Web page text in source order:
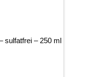
sulfatfrei – 250 ml